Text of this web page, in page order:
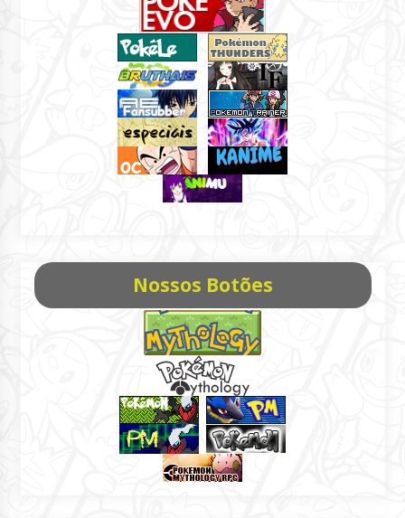
Nossos Botões